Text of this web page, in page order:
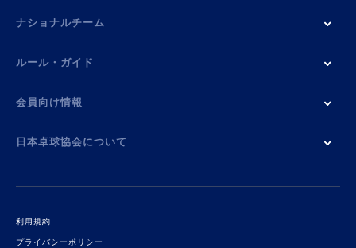
ナショナルチーム
ルール・ガイド
会員向け情報
日本卓球協会について
利用規約
プライバシーポリシー